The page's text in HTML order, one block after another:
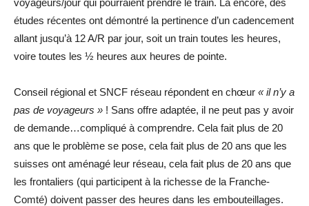
études récentes ont démontré la pertinence d’un cadencement
allant jusqu’à 12 A/R par jour, soit un train toutes les heures,
voire toutes les ½ heures aux heures de pointe.
Conseil régional et SNCF réseau répondent en chœur « il n’y a
pas de voyageurs » ! Sans offre adaptée, il ne peut pas y avoir
de demande…compliqué à comprendre. Cela fait plus de 20
ans que le problème se pose, cela fait plus de 20 ans que les
suisses ont aménagé leur réseau, cela fait plus de 20 ans que
les frontaliers (qui participent à la richesse de la Franche-
Comté) doivent passer des heures dans les embouteillages.